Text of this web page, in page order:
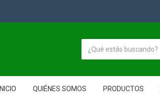
INICIO QUIÉNES SOMOS PRODUCTOS